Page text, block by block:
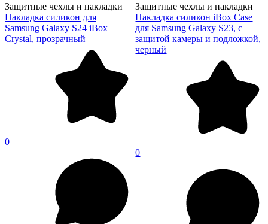
Защитные чехлы и накладки
Накладка силикон для
Samsung Galaxy S24 iBox
Crystal, прозрачный
0
Защитные чехлы и накладки
Накладка силикон iBox Case
для Samsung Galaxy S23, с
защитой камеры и подложкой,
черный
0